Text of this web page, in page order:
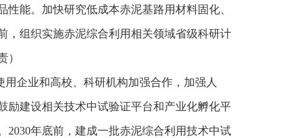
能。加快研究低成本赤泥基路用材料固化、
，组织实施赤泥综合利用相关领域省级科研计
）
企业和高校、科研机构加强合作，加强人
励建设相关技术中试验证平台和产业化孵化平
2030年底前，建成一批赤泥综合利用技术中试